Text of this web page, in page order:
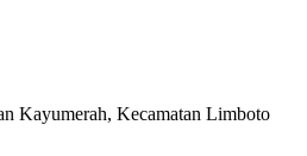
Kayumerah, Kecamatan Limboto